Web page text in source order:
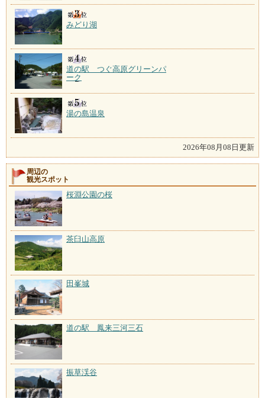
みどり湖
道の駅 つぐ高原グリーンパ
ーク
湯の島温泉
2026年08月08日更新
周辺の
観光スポット
桜淵公園の桜
茶臼山高原
田峯城
道の駅 鳳来三河三石
振草渓谷